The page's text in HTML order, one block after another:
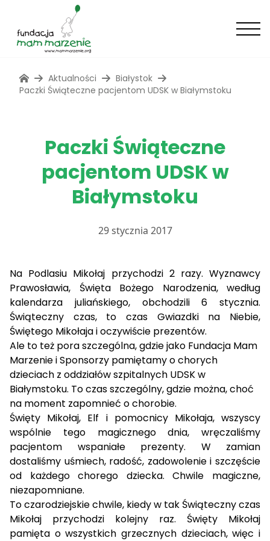
Aktualności
Białystok
Paczki Świąteczne pacjentom UDSK w Białymstoku
Paczki Świąteczne
pacjentom UDSK w
Białymstoku
29 stycznia 2017
Na Podlasiu Mikołaj przychodzi 2 razy. Wyznawcy
Prawosławia, Święta Bożego Narodzenia, według
kalendarza juliańskiego, obchodzili 6 stycznia.
Świąteczny czas, to czas Gwiazdki na Niebie,
Świętego Mikołaja i oczywiście prezentów.
Ale to też pora szczególna, gdzie jako Fundacja Mam
Marzenie i Sponsorzy pamiętamy o chorych
dzieciach z oddziałów szpitalnych UDSK w
Białymstoku. To czas szczególny, gdzie można, choć
na moment zapomnieć o chorobie.
Święty Mikołaj, Elf i pomocnicy Mikołaja, wszyscy
wspólnie tego magicznego dnia, wręczaliśmy
pacjentom wspaniałe prezenty. W zamian
dostaliśmy uśmiech, radość, zadowolenie i szczęście
od każdego chorego dziecka. Chwile magiczne,
niezapomniane.
To czarodziejskie chwile, kiedy w tak Świąteczny czas
Mikołaj przychodzi kolejny raz. Święty Mikołaj
pamięta o wszystkich grzecznych dzieciach, więc i